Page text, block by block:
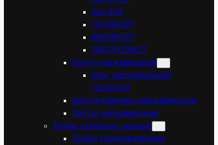
Aisi 304
12Х18Н10Т
08Х18Н10Т
10Х17Н13М2Т
Круги нержавеющие
Круг нержавеющий
12х18н10т
Шестигранники нержавеющие
Листы нержавеющие
Трубы стальные черные
Трубы горячекатанные